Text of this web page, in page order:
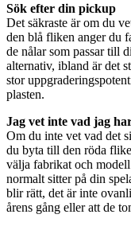
Sök efter din pickup
Det säkraste är om du
den blå fliken anger du
de nålar som passar till
alternativ, ibland är det
stor
plasten.
Jag vet inte vad jag
Om du inte vet vad det
du byta till den röda
välja fabrikat och
normalt sitter på din
blir rätt, det är inte
årens gång eller att de